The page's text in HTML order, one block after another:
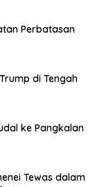
Perbatasan
di Tengah
ke Pangkalan
Tewas dalam